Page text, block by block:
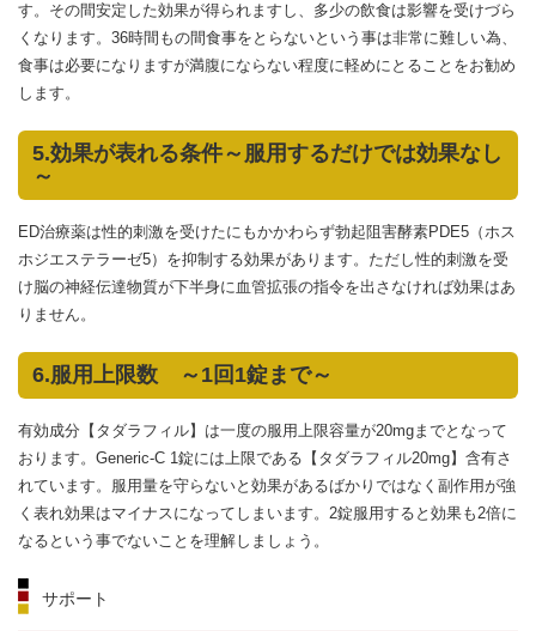
す。その間安定した効果が得られますし、多少の飲食は影響を受けづら
くなります。36時間もの間食事をとらないという事は非常に難しい為、
食事は必要になりますが満腹にならない程度に軽めにとることをお勧め
します。
5.効果が表れる条件～服用するだけでは効果なし
～
ED治療薬は性的刺激を受けたにもかかわらず勃起阻害酵素PDE5（ホス
ホジエステラーゼ5）を抑制する効果があります。ただし性的刺激を受
け脳の神経伝達物質が下半身に血管拡張の指令を出さなければ効果はあ
りません。
6.服用上限数 ～1回1錠まで～
有効成分【タダラフィル】は一度の服用上限容量が20mgまでとなって
おります。Generic-C 1錠には上限である【タダラフィル20mg】含有さ
れています。服用量を守らないと効果があるばかりではなく副作用が強
く表れ効果はマイナスになってしまいます。2錠服用すると効果も2倍に
なるという事でないことを理解しましょう。
サポート